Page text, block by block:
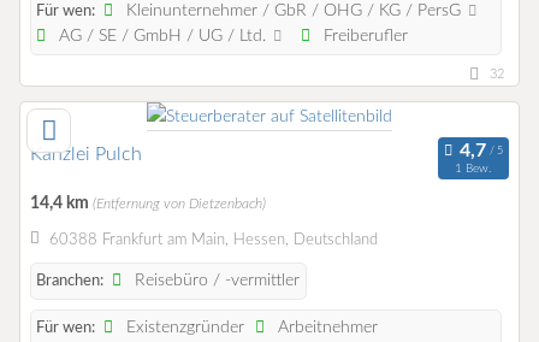
Für wen:
Kleinunternehmer / GbR / OHG / KG / PersG
AG / SE / GmbH / UG / Ltd.
Freiberufler
32
Kanzlei Pulch
1 Bew.
14,4 km (Entfernung von Dietzenbach)
60388 Frankfurt am Main, Hessen, Deutschland
Branchen: Reisebüro / -vermittler
Für wen: Existenzgründer
Arbeitnehmer